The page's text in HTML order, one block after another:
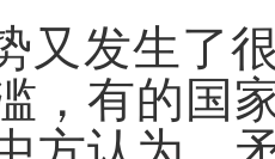
又发生了
，有的国